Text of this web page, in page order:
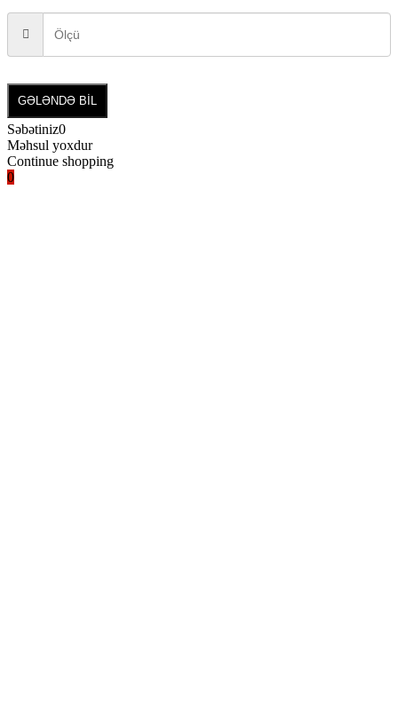
GƏLƏNDƏ BİL
Səbətiniz0
Məhsul yoxdur
Continue shopping
0